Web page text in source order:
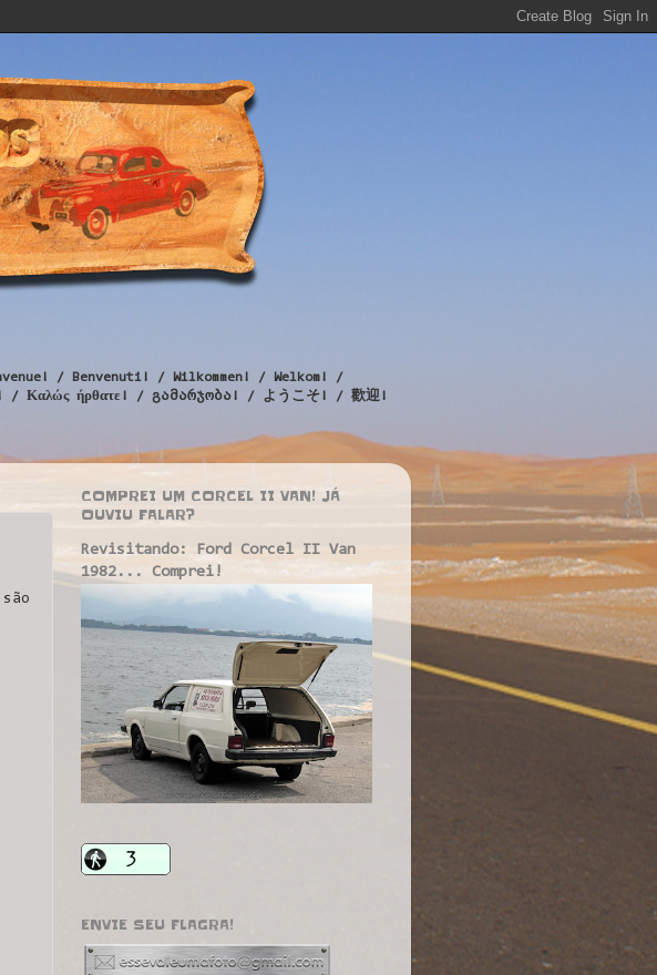
/ Benvenuti! / Wilkommen! / Welkom! /
/ Καλώς ήρθατε! / გამარჯობა! / ようこそ! / 歡迎!
COMPREI UM CORCEL II VAN! JÁ
OUVIU FALAR?
Revisitando: Ford Corcel II Van
1982... Comprei!
ENVIE SEU FLAGRA!